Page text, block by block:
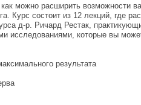
можно расширить возможности
Курс состоит из 12 лекций, где
д-р. Ричард Рестак,
исследованиями, которые вы
результата